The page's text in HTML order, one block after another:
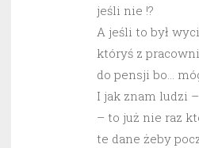
jeśli nie !?
A jeśli to był
któryś z
do pensji bo…
I jak znam ludzi
– to już nie raz
te dane żeby